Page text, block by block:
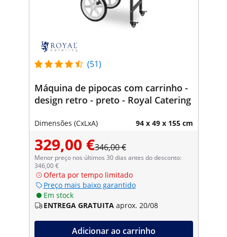
(51)
Máquina de pipocas com carrinho -
design retro - preto - Royal Catering
Dimensões (CxLxA) 94 x 49 x 155 cm
329,00 €346,00 €
Menor preço nos últimos 30 dias antes do desconto:
346,00 €
Oferta por tempo limitado
Preço mais baixo garantido
Em stock
ENTREGA GRATUITA aprox. 20/08
Adicionar ao carrinho